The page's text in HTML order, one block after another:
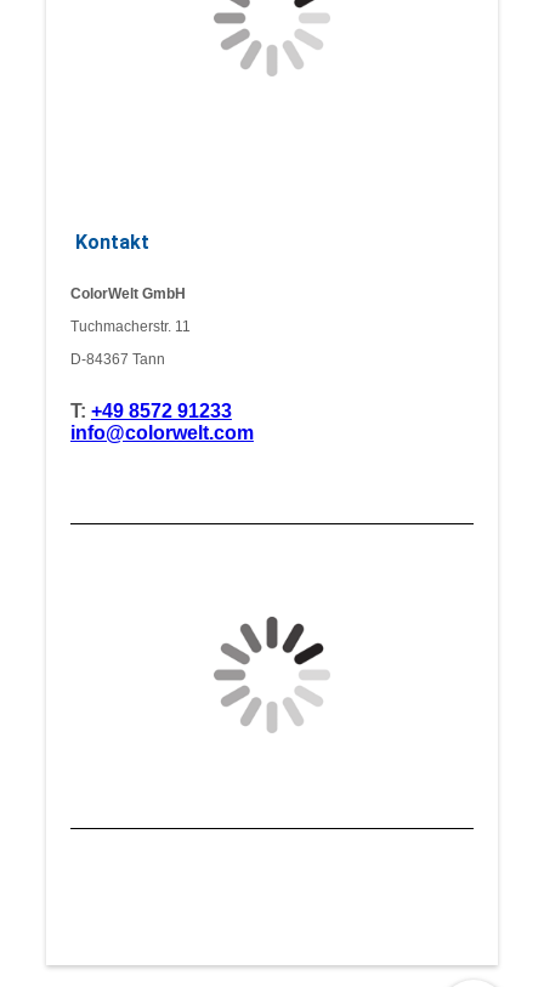
Kontakt
ColorWelt GmbH
Tuchmacherstr. 11
D-84367 Tann
T: +49 8572 91233
info@colorwelt.com